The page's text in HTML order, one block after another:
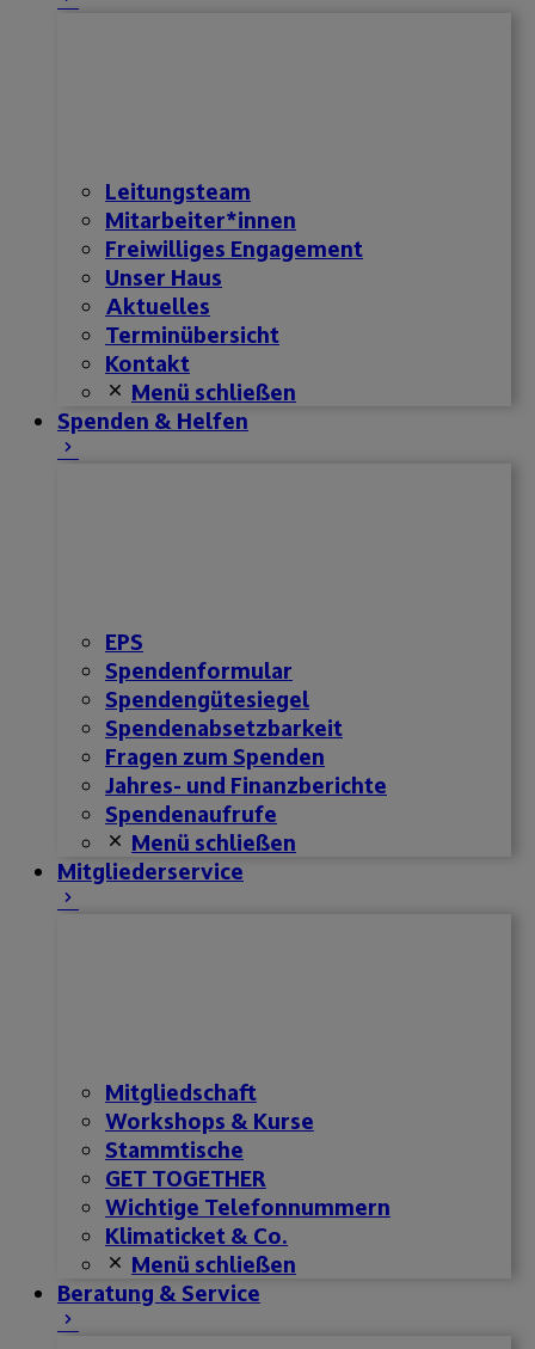
Leitungsteam
Mitarbeiter*innen
Freiwilliges Engagement
Unser Haus
Aktuelles
Terminübersicht
Kontakt
Menü schließen
Spenden & Helfen
EPS
Spendenformular
Spendengütesiegel
Spendenabsetzbarkeit
Fragen zum Spenden
Jahres- und Finanzberichte
Spendenaufrufe
Menü schließen
Mitgliederservice
Mitgliedschaft
Workshops & Kurse
Stammtische
GET TOGETHER
Wichtige Telefonnummern
Klimaticket & Co.
Menü schließen
Beratung & Service